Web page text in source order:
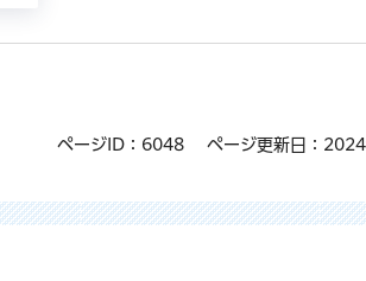
ページID：6048 ページ更新日：